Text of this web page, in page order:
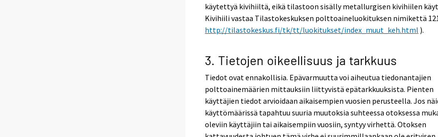
käytettyä kivihiiltä, eikä tilastoon sisälly metallurgisen kivihiilen
Kivihiili vastaa Tilastokeskuksen polttoaineluokituksen nimikettä
http://tilastokeskus.fi/tk/tt/luokitukset/index_muut_keh.html ).
3. Tietojen oikeellisuus ja tarkkuus
Tiedot ovat ennakollisia. Epävarmuutta voi aiheutua tiedonantajien
polttoainemäärien mittauksiin liittyvistä epätarkkuuksista. Pienten
käyttäjien tiedot arvioidaan aikaisempien vuosien perusteella. Jos
käyttömäärissä tapahtuu suuria muutoksia suhteessa otoksessa
oleviin käyttäjiin tai aikaisempiin vuosiin, syntyy virhettä. Otoksen